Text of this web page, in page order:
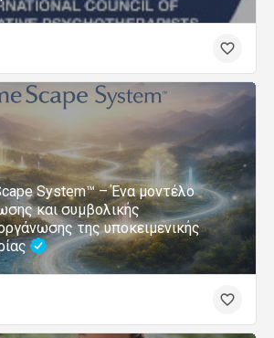
System™ – Ένα μοντέλο
και συμβολικής
της υποκειμενικής